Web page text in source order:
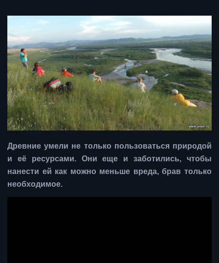
Древние умели не только пользоваться природой
и её ресурсами. Они еще и заботились, чтобы
нанести ей как можно меньше вреда, брав только
необходимое.